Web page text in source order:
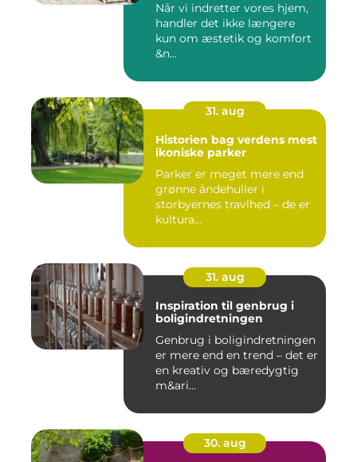
Når vi indretter vores hjem,
handler det ikke længere
kun om æstetik og komfort
&n...
31. aug
Historien bag verdens mest
ikoniske parker
Parker er meget mere end
grønne åndehuller i
storbyernes travlhed – de er
kultura...
31. aug
Inspiration til genbrug i
boligindretningen
Genbrug i boligindretningen
er mere end en trend – det er
en kreativ og bæredygtig
m&ari...
30. aug